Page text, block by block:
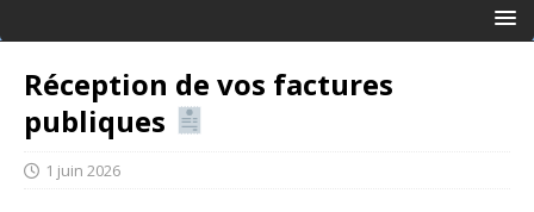
Réception de vos factures
publiques
1 juin 2026